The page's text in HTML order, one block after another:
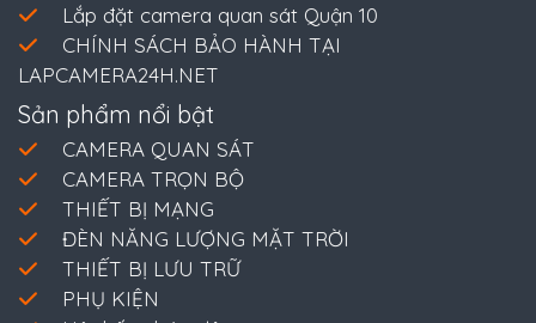
Lắp đặt camera quan sát Quận 10
CHÍNH SÁCH BẢO HÀNH TẠI
LAPCAMERA24H.NET
Sản phẩm nổi bật
CAMERA QUAN SÁT
CAMERA TRỌN BỘ
THIẾT BỊ MẠNG
ĐÈN NĂNG LƯỢNG MẶT TRỜI
THIẾT BỊ LƯU TRỮ
PHỤ KIỆN